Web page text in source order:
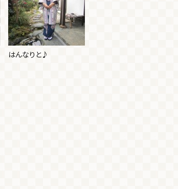
はんなりと♪